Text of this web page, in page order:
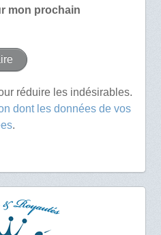
mon prochain
réduire les indésirables.
dont les données de vos
.